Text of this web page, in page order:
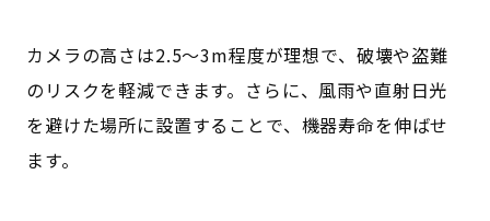
カメラの高さは2.5〜3m程度が理想で、破壊や盗難
のリスクを軽減できます。さらに、風雨や直射日光
を避けた場所に設置することで、機器寿命を伸ばせ
ます。